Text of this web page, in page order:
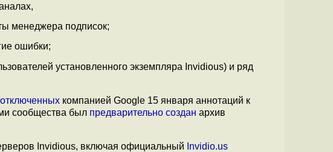
менеджера подписок;
ошибки;
установленного экземпляра Invidious) и ряд
компанией Google 15 января аннотаций к
сообщества был предварительно создан архив
Invidious, включая официальный Invidio.us